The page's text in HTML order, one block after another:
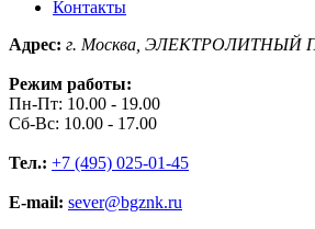
Контакты
Адрес: г. Москва, ЭЛЕКТРОЛИТНЫЙ
Режим работы:
Пн-Пт: 10.00 - 19.00
Сб-Вс: 10.00 - 17.00
Тел.: +7 (495) 025-01-45
E-mail: sever@bgznk.ru